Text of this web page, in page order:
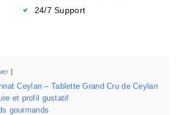
24/7 Support
Ceylan – Tablette Grand Cru de Ceylan
et profil gustatif
gourmands